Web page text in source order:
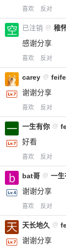
喜欢 反对
已注销 @ 稚
感谢分享
喜欢 反对
carey @
谢谢分享
喜欢 反对
一生有你 @
好看
喜欢 反对
bat哥 @ 一生
谢谢分享
喜欢 反对
天长地久 @
谢谢分享